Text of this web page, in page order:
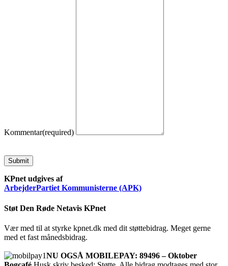
Kommentar(required)
Submit
KPnet udgives af
ArbejderPartiet Kommunisterne (APK)
Støt Den Røde Netavis KPnet
Vær med til at styrke kpnet.dk med dit støttebidrag. Meget gerne
med et fast månedsbidrag.
NU OGSÅ MOBILEPAY: 89496 – Oktober